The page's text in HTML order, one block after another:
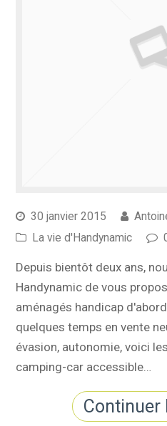
30 janvier 2015
La vie d'Handynamic
Depuis bientôt deux ans,
Handynamic de vous
aménagés handicap
quelques temps en vente
évasion, autonomie, voici
camping-car accessible…
Continuer